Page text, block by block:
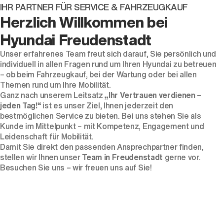
Der neue BMW X5.
Geschaffen, um vorauszugehen.
IHR PARTNER FÜR SERVICE & FAHRZEUGKAUF
Herzlich Willkommen bei
Hyundai Freudenstadt
Unser erfahrenes Team freut sich darauf, Sie persönlich und
individuell in allen Fragen rund um Ihren Hyundai zu betreuen
– ob beim Fahrzeugkauf, bei der Wartung oder bei allen
Themen rund um Ihre Mobilität.
Ganz nach unserem Leitsatz„Ihr Vertrauen verdienen –
jeden Tag!“ist es unser Ziel, Ihnen jederzeit den
bestmöglichen Service zu bieten. Bei uns stehen Sie als
Kunde im Mittelpunkt – mit Kompetenz, Engagement und
Leidenschaft für Mobilität.
Damit Sie direkt den passenden Ansprechpartner finden,
stellen wir Ihnen unserTeam in Freudenstadt gerne vor.
Besuchen Sie uns – wir freuen uns auf Sie!